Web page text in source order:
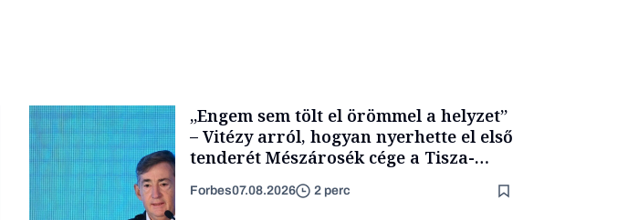
„Engem sem tölt el örömmel a helyzet”
– Vitézy arról, hogyan nyerhette el első
tenderét Mészárosék cége a Tisza-
Forbes07.08.2026 2 perc